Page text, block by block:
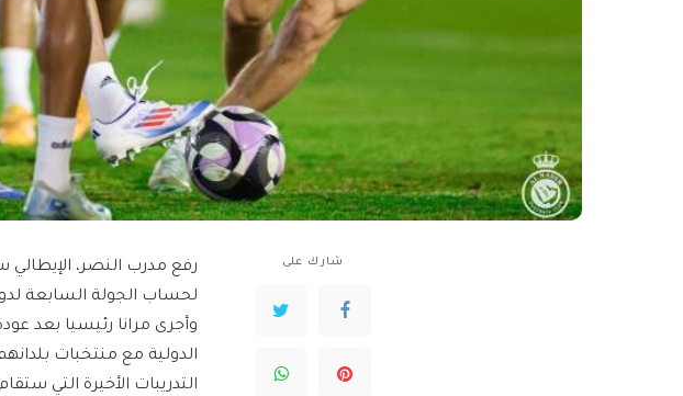
شارك على
رفع مدرب النصر، الإيطالي
لحساب الجولة السابعة
وأجرى مرانا رئيسيا بعد
الدولية مع منتخبات
التدريبات الأخيرة التي